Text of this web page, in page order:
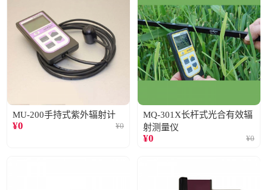
MU-200手持式紫外辐射计
¥0 ¥0
MQ-301X长杆式光合有效辐
射测量仪
¥0 ¥0